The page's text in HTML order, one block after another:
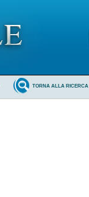
TORNA ALLA RICERCA